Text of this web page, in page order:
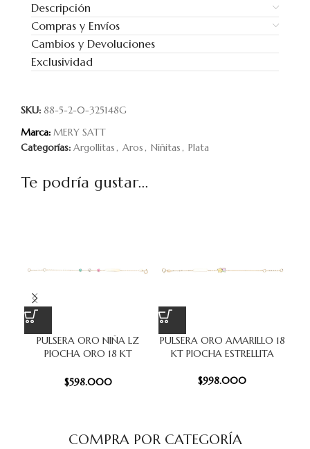
Descripción
Compras y Envíos
Cambios y Devoluciones
Exclusividad
SKU: 88-5-2-0-325148G
Categorías: Argollitas, Aros, Niñitas, Plata
Marca: MERY SATT
Te podría gustar...
PULSERA ORO NIÑA LZ
PIOCHA ORO 18 KT
$598.000
PULSERA ORO AMARILLO 18
KT PIOCHA ESTRELLITA
$998.000
COMPRA POR CATEGORÍA